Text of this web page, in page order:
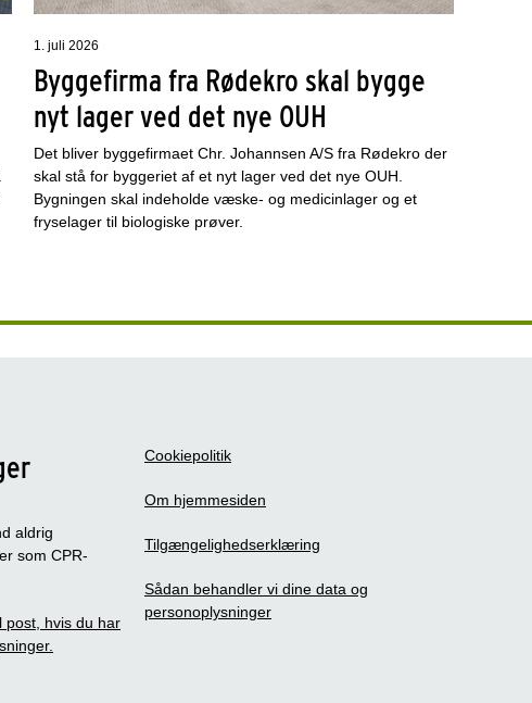
1. juli 2026
Byggefirma fra Rødekro skal bygge
nyt lager ved det nye OUH
Det bliver byggefirmaet Chr. Johannsen A/S fra Rødekro der
skal stå for byggeriet af et nyt lager ved det nye OUH.
Bygningen skal indeholde væske- og medicinlager og et
fryselager til biologiske prøver.
aldrig
som CPR-
post, hvis du har
Cookiepolitik
Om hjemmesiden
Tilgængelighedserklæring
Sådan behandler vi dine data og
personoplysninger